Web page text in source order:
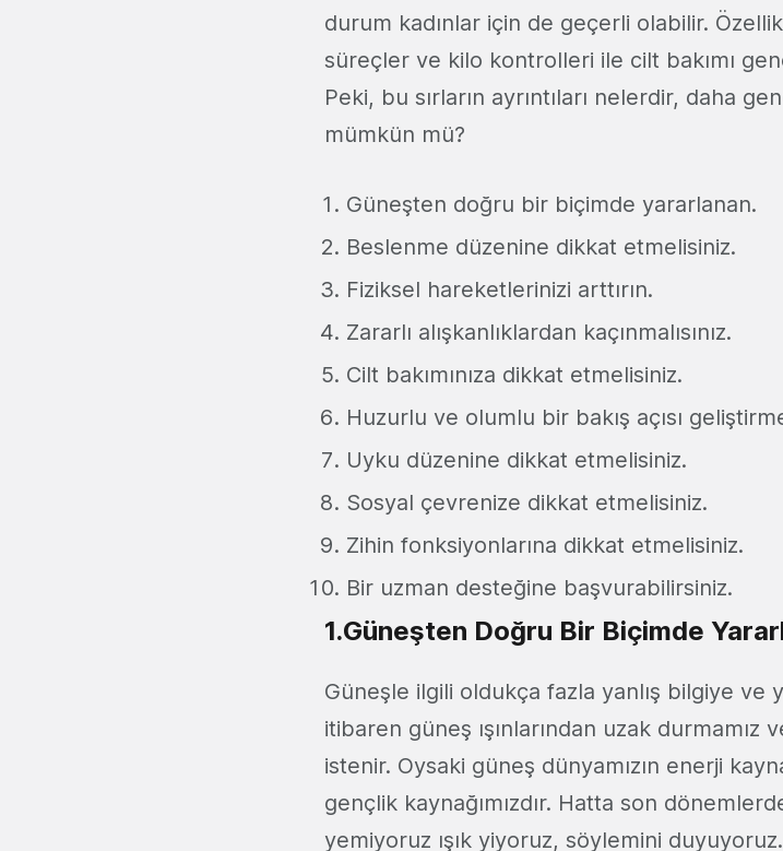
durum kadınlar için de geçerli olabilir.
süreçler ve kilo kontrolleri ile cilt bakımı
Peki, bu sırların ayrıntıları nelerdir, daha
mümkün mü?
Güneşten doğru bir biçimde yararlanan.
Beslenme düzenine dikkat etmelisiniz.
Fiziksel hareketlerinizi arttırın.
Zararlı alışkanlıklardan kaçınmalısınız.
Cilt bakımınıza dikkat etmelisiniz.
Huzurlu ve olumlu bir bakış açısı
Uyku düzenine dikkat etmelisiniz.
Sosyal çevrenize dikkat etmelisiniz.
Zihin fonksiyonlarına dikkat etmelisiniz.
Bir uzman desteğine başvurabilirsiniz.
1.Güneşten Doğru Bir Biçimde
Güneşle ilgili oldukça fazla yanlış bilgiye ve
itibaren güneş ışınlarından uzak durmamız
istenir. Oysaki güneş dünyamızın enerji
gençlik kaynağımızdır. Hatta son
yemiyoruz ışık yiyoruz, söylemini